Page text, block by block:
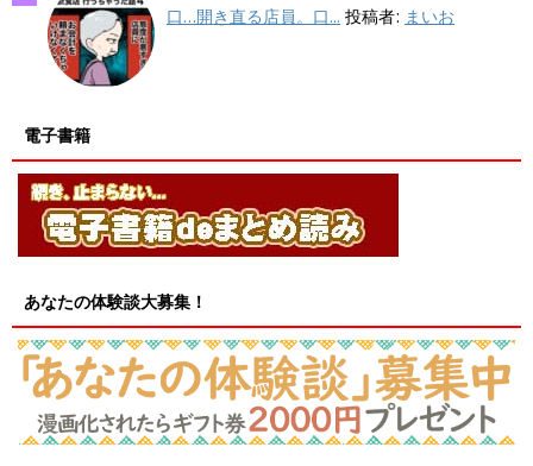
口…開き直る店員。口... 投稿者: まいお
電子書籍
あなたの体験談大募集！